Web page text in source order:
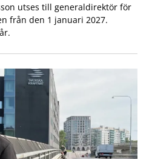
utses till generaldirektör för
från den 1 januari 2027.